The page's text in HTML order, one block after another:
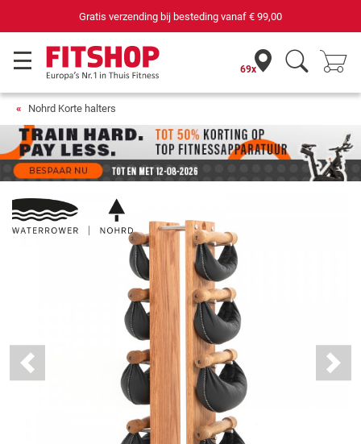
verzending bij besteding vanaf€ 99,00
69x
Nohrd Korte halters
Previous Next